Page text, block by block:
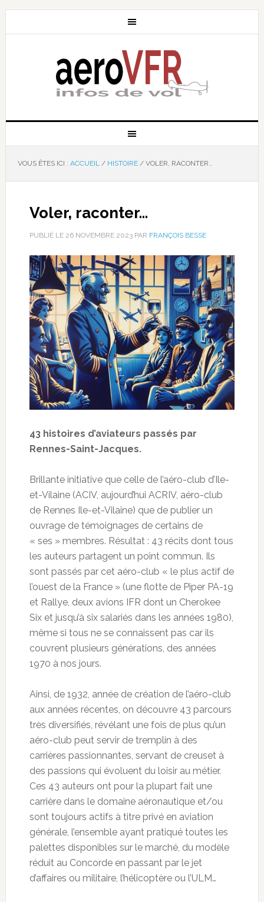
VOUS ÊTES ICI : ACCUEIL / HISTOIRE /VOLER, RACONTER…
Voler, raconter…
PUBLIÉ LE 26 NOVEMBRE 2023PAR FRANÇOIS BESSE
43 histoires d’aviateurs passés par
Rennes-Saint-Jacques.
Brillante initiative que celle de l’aéro-club d’Ile-
et-Vilaine (ACIV, aujourd’hui ACRIV, aéro-club
de Rennes Ile-et-Vilaine) que de publier un
ouvrage de témoignages de certains de
« ses » membres. Résultat : 43 récits dont tous
les auteurs partagent un point commun. Ils
sont passés par cet aéro-club « le plus actif de
l’ouest de la France » (une flotte de Piper PA-19
et Rallye, deux avions IFR dont un Cherokee
Six et jusqu’à six salariés dans les années 1980),
même si tous ne se connaissent pas car ils
couvrent plusieurs générations, des années
1970 à nos jours.
Ainsi, de 1932, année de création de l’aéro-club
aux années récentes, on découvre 43 parcours
très diversifiés, révélant une fois de plus qu’un
aéro-club peut servir de tremplin à des
carrières passionnantes, servant de creuset à
des passions qui évoluent du loisir au métier.
Ces 43 auteurs ont pour la plupart fait une
carrière dans le domaine aéronautique et/ou
sont toujours actifs à titre privé en aviation
générale, l’ensemble ayant pratiqué toutes les
palettes disponibles sur le marché, du modèle
réduit au Concorde en passant par le jet
d’affaires ou militaire, l’hélicoptère ou l’ULM…